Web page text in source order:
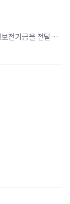
2월 21일, 스템코는 속리산국립공원사무소에 환경보전기금을 전달했다.스템코는 2012년 속리산국립공원사무소와 파크프렌즈 업무협약을 체결한 후, 속리산 자원보전 활동에 기여하기 위하여 매년 200만원의 자연환경보전기금을 기부하고 있으며, 매월 1회 속리산을 대상으로 봉사활동을 실시하고 있다.